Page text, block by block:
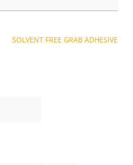
SOLVENT FREE GRAB ADHESIVE